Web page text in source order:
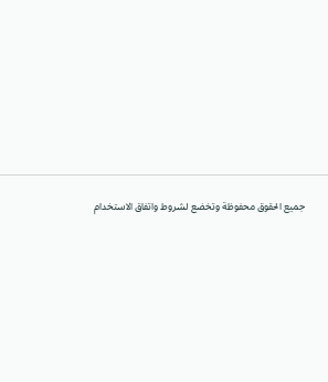
جميع الحقوق محفوظة وتخضع لشروط واتفاق الاستخدام